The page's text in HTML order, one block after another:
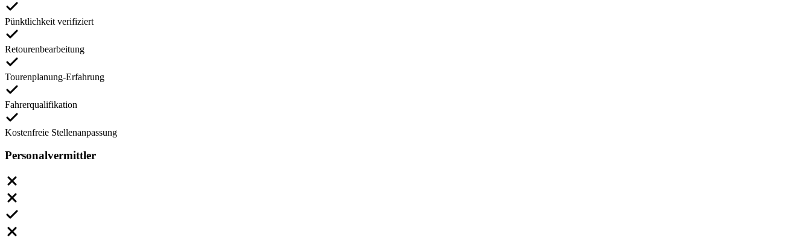
Pünktlichkeit verifiziert
Retourenbearbeitung
Tourenplanung-Erfahrung
Fahrerqualifikation
Kostenfreie Stellenanpassung
Personalvermittler